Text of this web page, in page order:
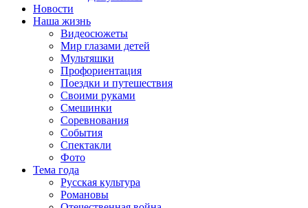
Новости
Наша жизнь
Видеосюжеты
Мир глазами детей
Мультяшки
Профориентация
Поездки и путешествия
Своими руками
Смешинки
Соревнования
События
Спектакли
Фото
Тема года
Русская культура
Романовы